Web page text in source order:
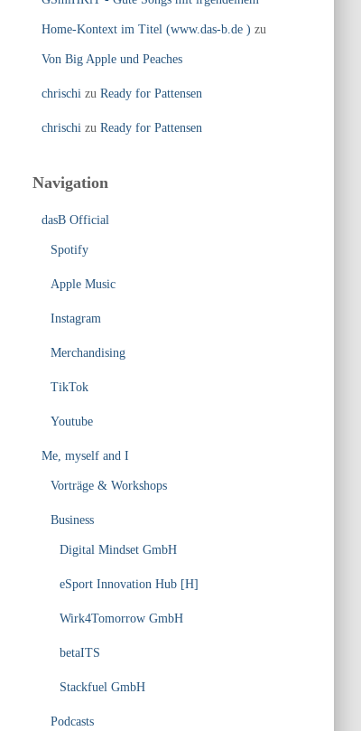
Home-Kontext im Titel (www.das-b.de ) zu
Von Big Apple und Peaches
chrischi zu Ready for Pattensen
chrischi zu Ready for Pattensen
Navigation
dasB Official
Spotify
Apple Music
Instagram
Merchandising
TikTok
Youtube
Me, myself and I
Vorträge & Workshops
Business
Digital Mindset GmbH
eSport Innovation Hub [H]
Wirk4Tomorrow GmbH
betaITS
Stackfuel GmbH
Podcasts